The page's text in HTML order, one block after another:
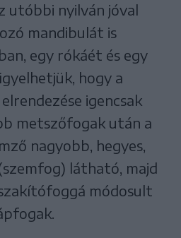
utóbbi nyilván jóval
mandibulát is
egy rókáét és egy
hogy a
igencsak
metszőfogak után a
nagyobb, hegyes,
látható, majd
módosult